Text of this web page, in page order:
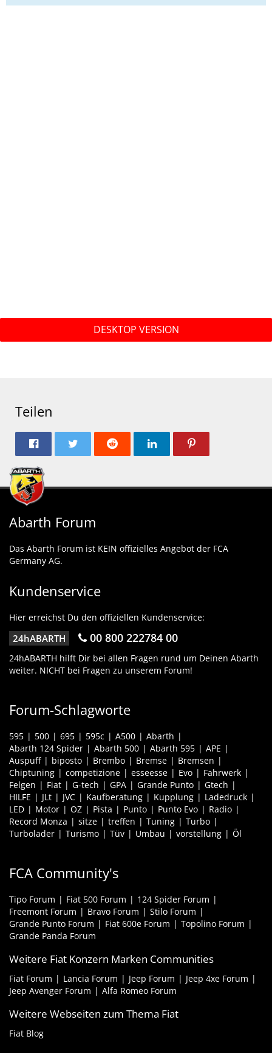
DESKTOP VERSION
Teilen
Abarth Forum
Das Abarth Forum ist KEIN offizielles Angebot der FCA
Germany AG.
Kundenservice
Hier erreichst Du den offiziellen Kundenservice:
24hABARTH 00 800 222784 00
24hABARTH hilft Dir bei allen Fragen rund um Deinen Abarth
weiter. NICHT bei Fragen zu unserem Forum!
Forum-Schlagworte
595 500 695 595c A500
Abarth
Abarth 124 Spider
Abarth 500 Abarth 595
APE
Auspuff
biposto Brembo Bremse
Bremsen
Chiptuning
competizione esseesse Evo
Fahrwerk
Felgen
Fiat G-tech GPA Grande Punto
Gtech
HILFE
JLt JVC Kaufberatung Kupplung
Ladedruck
LED
Motor OZ Pista Punto Punto Evo
Radio
Record Monza
sitze treffen Tuning
Turbo
Turbolader
Turismo Tüv Umbau vorstellung Öl
FCA Community's
Tipo Forum Fiat 500 Forum
124 Spider Forum
Freemont Forum
Bravo Forum
Stilo Forum
Grande Punto Forum
Fiat 600e Forum
Topolino Forum
Grande Panda Forum
Weitere Fiat Konzern Marken Communities
Fiat Forum Lancia Forum Jeep Forum
Jeep 4xe Forum
Jeep Avenger Forum
Alfa Romeo Forum
Weitere Webseiten zum Thema Fiat
Fiat Blog